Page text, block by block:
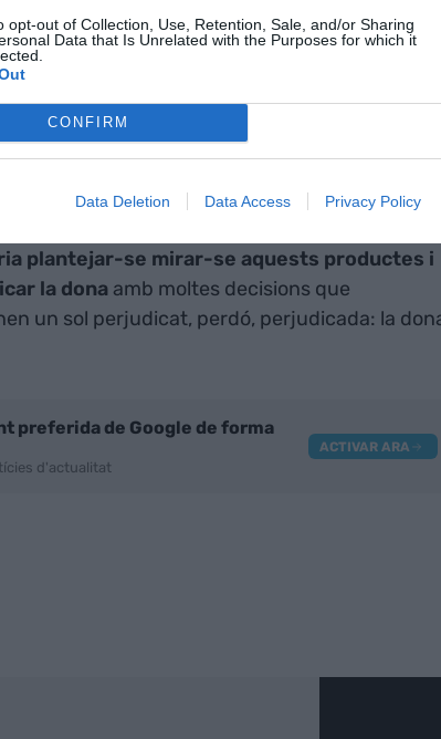
opt-out of Collection, Use, Retention, Sale, and/or Sharing
Data that Is Unrelated with the Purposes for which it
CONFIRM
Data Deletion Data Access Privacy Policy
PVP d'aquesta gamma de productes i aplicar la
perquè veiéssim el compromís de ser la
Millor dit, de la nena, noia, adolescent, jove,
iniciativa de veritat i ens proposa un
nos durant aquests 40 anys?
campanya de les eleccions generals a
plantejar-se mirar-se aquests productes i
la donaamb moltes decisions que
un sol perjudicat, perdó, perjudicada: la
preferida de Google de forma
d'actualitat
ACTIVAR ARA